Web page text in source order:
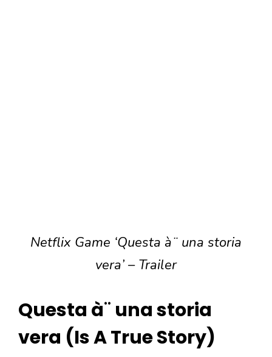
Netflix Game ‘Questa à¨ una storia
vera’ – Trailer
Questa à¨ una storia
vera (Is A True Story)